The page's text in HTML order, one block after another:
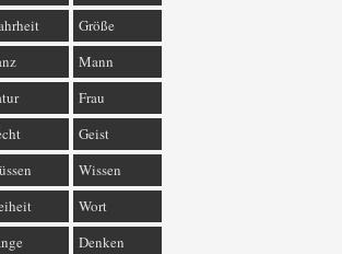
Größe
Mann
Frau
Geist
Wissen
Wort
Denken